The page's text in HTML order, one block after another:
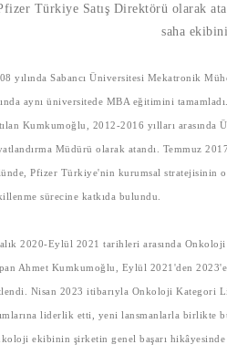
Türkiye Satış Direktörü olarak
saha
yılında Sabancı Üniversitesi Mekatronik
aynı üniversitede MBA eğitimini
Kumkumoğlu, 2012-2016 yılları
Müdürü olarak atandı. Temmuz
Pfizer Türkiye'nin kurumsal stratejisinin
sürecine katkıda bulundu.
2020-Eylül 2021 tarihleri arasında
Ahmet Kumkumoğlu, Eylül 2021'den
Nisan 2023 itibarıyla Onkoloji Kategori
liderlik etti, yeni lansmanlarla birlikte
ekibinin şirketin genel başarı